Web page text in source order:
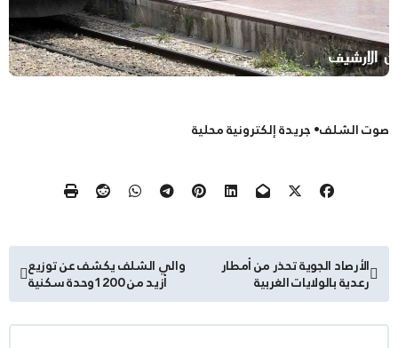
صوت الشلف• جريدة إلكترونية محلية
تصفّح
المقالات
الأرصاد الجوية تحذر من أمطار
رعدية بالولايات الغربية
والي الشلف يكشف عن توزيع
أزيد من 1200وحدة سكنية